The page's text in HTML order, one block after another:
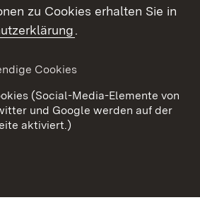
Datenschutz
Cookies
zu Cookies erhalten Sie in
.
Cookies
(Social-Media-Elemente von
und Google werden auf der
aktiviert.)